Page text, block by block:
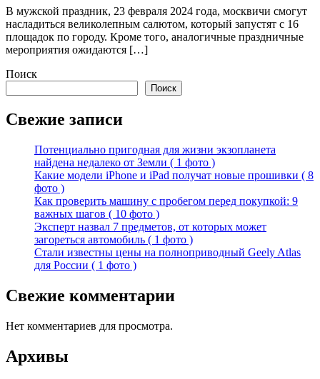
В мужской праздник, 23 февраля 2024 года, москвичи смогут
насладиться великолепным салютом, который запустят с 16
площадок по городу. Кроме того, аналогичные праздничные
мероприятия ожидаются […]
Поиск
Поиск
Свежие записи
Потенциально пригодная для жизни экзопланета
найдена недалеко от Земли ( 1 фото )
Какие модели iPhone и iPad получат новые прошивки ( 8
фото )
Как проверить машину с пробегом перед покупкой: 9
важных шагов ( 10 фото )
Эксперт назвал 7 предметов, от которых может
загореться автомобиль ( 1 фото )
Стали известны цены на полноприводный Geely Atlas
для России ( 1 фото )
Свежие комментарии
Нет комментариев для просмотра.
Архивы